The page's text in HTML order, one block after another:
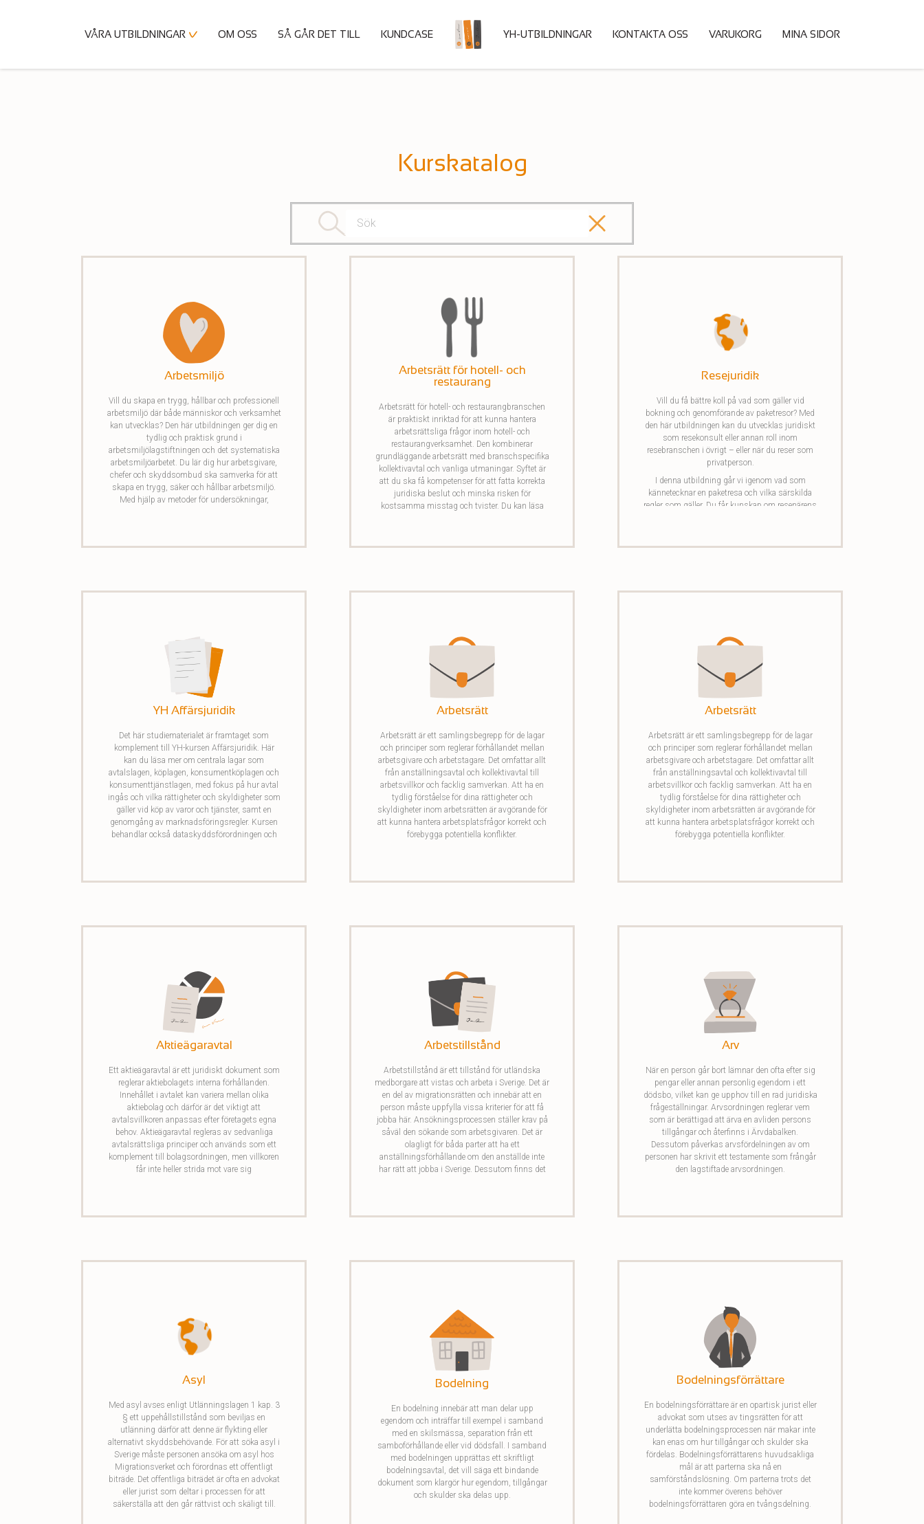
VÅRA UTBILDNINGAR OM OSS SÅ GÅR DET TILL KUNDCASE HOME YH-UTBILDNINGAR KONTAKTA OSS VARUKORG MINA SIDOR
Kurskatalog
Arbetsmiljö
Vill du skapa en trygg, hållbar och professionell
arbetsmiljö där både människor och verksamhet
kan utvecklas? Den här utbildningen ger dig en
tydlig och praktisk grund i
arbetsmiljölagstiftningen och det systematiska
arbetsmiljöarbetet. Du lär dig hur arbetsgivare,
chefer och skyddsombud ska samverka för att
skapa en trygg, säker och hållbar arbetsmiljö.
Med hjälp av metoder för undersökningar,
ger även vägledning i hantering av tillbud,
Arbetsrätt för hotell- och
restaurang
Arbetsrätt för hotell- och restaurangbranschen
är praktiskt inriktad för att kunna hantera
arbetsrättsliga frågor inom hotell- och
restaurangverksamhet. Den kombinerar
grundläggande arbetsrätt med branschspecifika
kollektivavtal och vanliga utmaningar. Syftet är
att du ska få kompetenser för att fatta korrekta
juridiska beslut och minska risken för
kostsamma misstag och tvister. Du kan läsa
Resejuridik
Vill du få bättre koll på vad som gäller vid
bokning och genomförande av paketresor? Med
den här utbildningen kan du utvecklas juridiskt
som resekonsult eller annan roll inom
resebranschen i övrigt – eller när du reser som
privatperson.
I denna utbildning går vi igenom vad som
kännetecknar en paketresa och vilka särskilda
regler som gäller. Du får kunskap om resenärens
omvärldsfaktorer kan påverka en paketresa,
resegarantilagen och olika försäkringslösningar.
YH Affärsjuridik
Det här studiematerialet är framtaget som
komplement till YH-kursen Affärsjuridik. Här
kan du läsa mer om centrala lagar som
avtalslagen, köplagen, konsumentköplagen och
konsumenttjänstlagen, med fokus på hur avtal
ingås och vilka rättigheter och skyldigheter som
gäller vid köp av varor och tjänster, samt en
genomgång av marknadsföringsregler. Kursen
behandlar också dataskyddsförordningen och
resejuridiken, som reglerar konsumentskydd vid
Arbetsrätt
Arbetsrätt är ett samlingsbegrepp för de lagar
och principer som reglerar förhållandet mellan
arbetsgivare och arbetstagare. Det omfattar allt
från anställningsavtal och kollektivavtal till
arbetsvillkor och facklig samverkan. Att ha en
tydlig förståelse för dina rättigheter och
skyldigheter inom arbetsrätten är avgörande för
att kunna hantera arbetsplatsfrågor korrekt och
förebygga potentiella konflikter.
Arbetsrätt
Arbetsrätt är ett samlingsbegrepp för de lagar
och principer som reglerar förhållandet mellan
arbetsgivare och arbetstagare. Det omfattar allt
från anställningsavtal och kollektivavtal till
arbetsvillkor och facklig samverkan. Att ha en
tydlig förståelse för dina rättigheter och
skyldigheter inom arbetsrätten är avgörande för
att kunna hantera arbetsplatsfrågor korrekt och
förebygga potentiella konflikter.
Aktieägaravtal
Ett aktieägaravtal är ett juridiskt dokument som
reglerar aktiebolagets interna förhållanden.
Innehållet i avtalet kan variera mellan olika
aktiebolag och därför är det viktigt att
avtalsvillkoren anpassas efter företagets egna
behov. Aktieägaravtal regleras av sedvanliga
avtalsrättsliga principer och används som ett
komplement till bolagsordningen, men villkoren
får inte heller strida mot vare sig
Arbetstillstånd
Arbetstillstånd är ett tillstånd för utländska
medborgare att vistas och arbeta i Sverige. Det är
en del av migrationsrätten och innebär att en
person måste uppfylla vissa kriterier för att få
jobba här. Ansökningsprocessen ställer krav på
såväl den sökande som arbetsgivaren. Det är
olagligt för båda parter att ha ett
anställningsförhållande om den anställde inte
har rätt att jobba i Sverige. Dessutom finns det
Arv
När en person går bort lämnar den ofta efter sig
pengar eller annan personlig egendom i ett
dödsbo, vilket kan ge upphov till en rad juridiska
frågeställningar. Arvsordningen reglerar vem
som är berättigad att ärva en avliden persons
tillgångar och återfinns i Ärvdabalken.
Dessutom påverkas arvsfördelningen av om
personen har skrivit ett testamente som frångår
den lagstiftade arvsordningen.
Asyl
Med asyl avses enligt Utlänningslagen 1 kap. 3
§ ett uppehållstillstånd som beviljas en
utlänning därför att denne är flykting eller
alternativt skyddsbehövande. För att söka asyl i
Sverige måste personen ansöka om asyl hos
Migrationsverket och förordnas ett offentligt
biträde. Det offentliga biträdet är ofta en advokat
eller jurist som deltar i processen för att
säkerställa att den går rättvist och skäligt til l.
Bodelning
En bodelning innebär att man delar upp
egendom och inträffar till exempel i samband
med en skilsmässa, separation från ett
samboförhållande eller vid dödsfall. I samband
med bodelningen upprättas ett skriftligt
bodelningsavtal, det vill säga ett bindande
dokument som klargör hur egendom, tillgångar
och skulder ska delas upp.
Bodelningsförrättare
En bodelningsförrättare är en opartisk jurist eller
advokat som utses av tingsrätten för att
underlätta bodelningsprocessen när makar inte
kan enas om hur tillgångar och skulder ska
fördelas. Bodelningsförrättarens huvudsakliga
mål är att parterna ska nå en
samförståndslösning. Om parterna trots det
inte kommer överens behöver
bodelningsförrättaren göra en tvångsdelning.